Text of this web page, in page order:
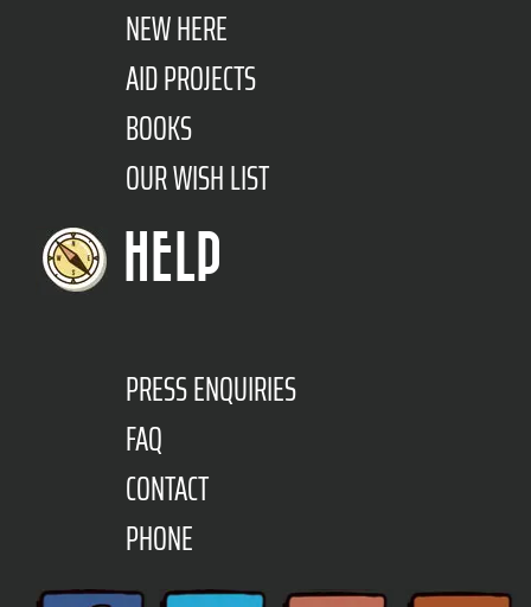
NEW HERE
AID PROJECTS
BOOKS
OUR WISH LIST
HELP
PRESS ENQUIRIES
FAQ
CONTACT
PHONE